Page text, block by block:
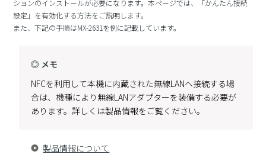
ションのインストールが必要になります。本ページでは、「かんたん接続
設定」を有効化する方法をご説明します。
また、下記の手順はMX-2631を例に記載しています。
◎ メモ
NFCを利用して本機に内蔵された無線LANへ接続する場
合は、機種により無線LANアダプターを装備する必要が
あります。詳しくは製品情報をご覧ください。
製品情報について